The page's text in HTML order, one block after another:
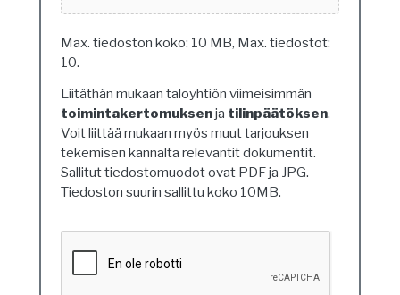
Max. tiedoston koko: 10 MB, Max. tiedostot:
10.
Liitäthän mukaan taloyhtiön viimeisimmän
toimintakertomuksenja tilinpäätöksen.
Voit liittää mukaan myös muut tarjouksen
tekemisen kannalta relevantit dokumentit.
Sallitut tiedostomuodot ovat PDF ja JPG.
Tiedoston suurin sallittu koko 10MB.